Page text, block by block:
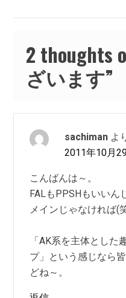
2 thoughts
ざいます”
sachiman よ
2011年10月
こんばんは～。
FALもPPSHもいいん
メインじゃなければ(
「AK系を主体とした
プ」という感じなら
どね～。